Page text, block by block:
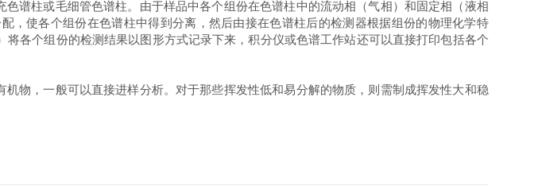
谱柱或毛细管色谱柱。由于样品中各个组份在色谱柱中的流动相（气相）和固定相（液相
，使各个组份在色谱柱中得到分离，然后由接在色谱柱后的检测器根据组份的物理化学特
各个组份的检测结果以图形方式记录下来，积分仪或色谱工作站还可以直接打印包括各个
物，一般可以直接进样分析。对于那些挥发性低和易分解的物质，则需制成挥发性大和稳